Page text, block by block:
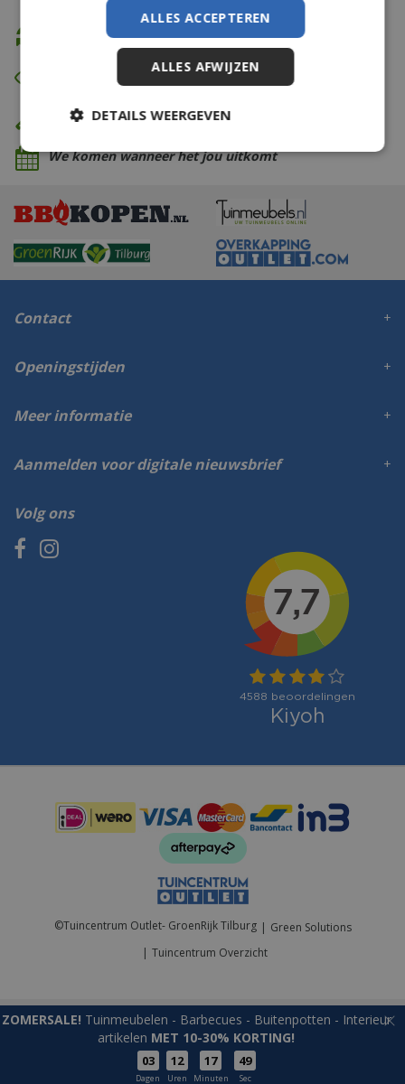
ZOMERSALE! Tuinmeubelen - Barbecues - Buitenpotten - Interieur
artikelen MET 10-30% KORTING!
03
Dagen
12
Uren
17
Minuten
49
Sec
Microled lunaria l75cm-15l wwt bo
Gratis retour
Eerst zien dan betalen
Eigen bezorg- & installatieservice
We komen wanneer het jou uitkomt
Contact
Volg ons
Openingstijden
Meer informatie
Aanmelden voor digitale nieuwsbrief
©Tuincentrum Outlet- GroenRijk Tilburg
Green Solutions
Tuincentrum Overzicht
ALLES ACCEPTEREN
ALLES AFWIJZEN
DETAILS WEERGEVEN